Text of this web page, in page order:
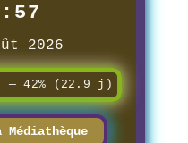
2026
— 42% (22.9 j)